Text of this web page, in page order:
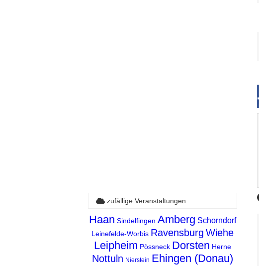
zufällige Veranstaltungen
Haan Sindelfingen Amberg Schorndorf
Leinefelde-Worbis Ravensburg Wiehe
Leipheim Pössneck Dorsten Herne
Nottuln Nierstein Ehingen (Donau)